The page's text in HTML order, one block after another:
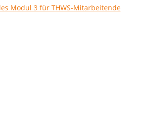
Modul 3 für THWS-Mitarbeitende